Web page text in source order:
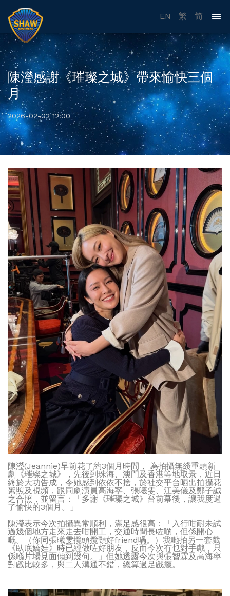
EN 繁 简
陳瀅感謝《璀璨之城》帶來愉快三個
月
2026-02-02 12:00
陳瀅(Jeannie)早前花了約3個月時間， 為拍攝無綫重頭新
劇《璀璨之城》，先後到珠海、澳門及香港等地取景，近日
終於大功告成，令她感到依依不捨，於社交平台晒出拍攝花
絮照及視頻，跟同劇演員高海寧、張曦雯、江美儀及鄭子誠
之合照，並留言：「多謝《璀璨之城》台前幕後，讓我度過
了愉快的3個月。」
陳瀅表示今次拍攝異常順利，滿足感很高：「入行咁耐未試
過幾個地方走來走去咁開工，交通時間長咗啲，但係開心
嘅。（你同張曦雯攬頭攬頸好friend喎。）我哋拍另一套戲
《臥底嬌娃》時已經做咗好朋友，反而今次冇乜對手戲，只
係喺片場見面傾到幾句。」但她透露今次與張智霖及高海寧
對戲比較多，與二人溝通不錯，總算過足戲癮。